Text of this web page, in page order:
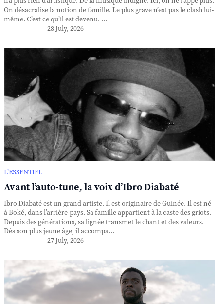
On désacralise la notion de famille. Le plus grave n’est pas le clash lui-
même. C’est ce qu’il est devenu. ...
28 July, 2026
L’ESSENTIEL
Avant l’auto-tune, la voix d’Ibro Diabaté
Ibro Diabaté est un grand artiste. Il est originaire de Guinée. Il est né
à Boké, dans l’arrière-pays. Sa famille appartient à la caste des griots.
Depuis des générations, sa lignée transmet le chant et des valeurs.
Dès son plus jeune âge, il accompa...
27 July, 2026